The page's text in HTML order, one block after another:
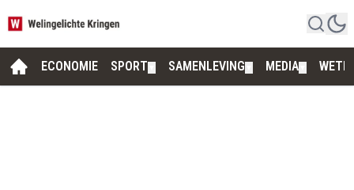
ECONOMIE SPORT SAMENLEVING MEDIA